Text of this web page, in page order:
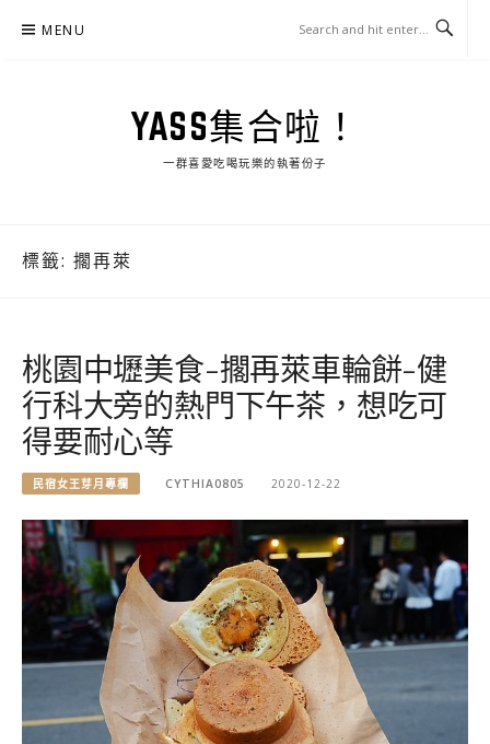
MENU
YASS集合啦！
一群喜愛吃喝玩樂的執著份子
標籤: 擱再萊
桃園中壢美食-擱再萊車輪餅-健
行科大旁的熱門下午茶，想吃可
得要耐心等
民宿女王芽月專欄 CYTHIA0805 2020-12-22